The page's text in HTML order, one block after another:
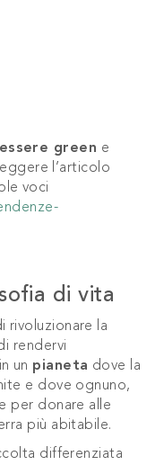
green e
l’articolo
voci
di vita
rivoluzionare la
rendervi
un pianeta dove la
e dove ognuno,
per donare alle
più abitabile.
differenziata